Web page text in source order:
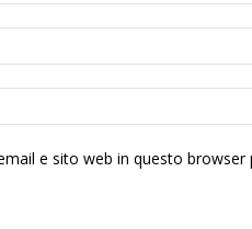
e sito web in questo